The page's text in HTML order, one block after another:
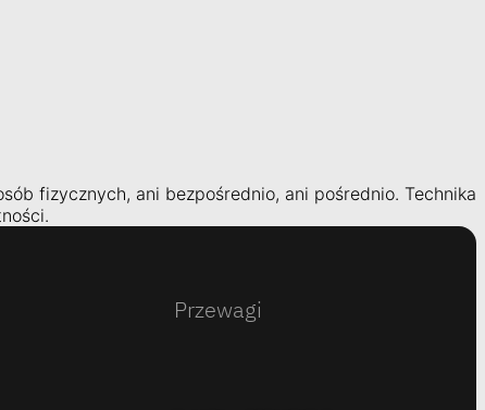
fizycznych, ani bezpośrednio, ani pośrednio. Technika
Przewagi